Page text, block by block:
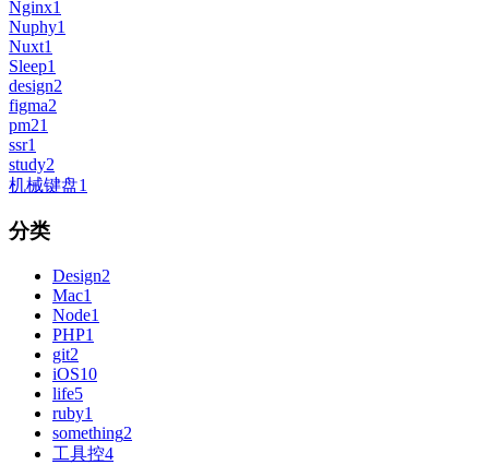
Nginx1
Nuphy1
Nuxt1
Sleep1
design2
figma2
pm21
ssr1
study2
机械键盘1
分类
Design2
Mac1
Node1
PHP1
git2
iOS10
life5
ruby1
something2
工具控4